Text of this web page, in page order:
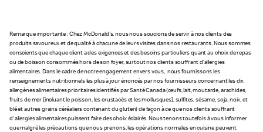
Remarque importante : Chez McDonald's, nous nous soucions de servir à nos clients des
produits savoureux et de qualité à chacune de leurs visites dans nos restaurants. Nous sommes
conscients que chaque client a des exigences et des besoins particuliers quant au choix de repas
ou de boisson consommés hors de son foyer, surtout nos clients souffrant d’allergies
alimentaires. Dans le cadre de notre engagement envers vous, nous fournissons les
renseignements nutritionnels les plus à jour énoncés par nos fournisseurs concernant les dix
allergènes alimentaires prioritaires identifiés par Santé Canada (œufs, lait, moutarde, arachides,
fruits de mer [incluant le poisson, les crustacés et les mollusques], sulfites, sésame, soja, noix, et
blé et autres grains céréaliers contenant du gluten) de façon à ce que nos clients souffrant
d'allergies alimentaires puissent faire des choix éclairés. Nous tenons toutefois à vous informer
que malgré les précautions que nous prenons, les opérations normales en cuisine peuvent